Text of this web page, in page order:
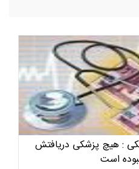
: هیچ پزشکی دریافتش
است